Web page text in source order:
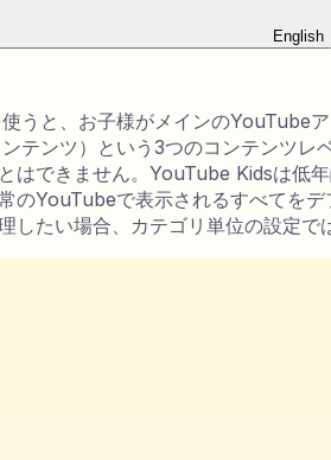
English
うと、お子様がメインのYouTube
テンツ）という3つのコンテンツ
はできません。YouTube Kidsは低
のYouTubeで表示されるすべてを
したい場合、カテゴリ単位の設定